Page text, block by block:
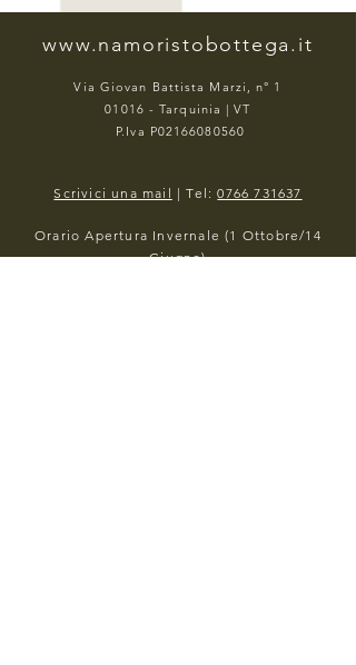
www.namoristobottega.it
Via Giovan Battista Marzi, n° 1
01016 - Tarquinia | VT
P.Iva P02166080560
Scrivici una mail | Tel:0766 731637
Orario Apertura Invernale (1 Ottobre/14
Giugno)